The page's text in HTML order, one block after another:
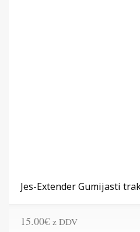
Jes-Extender Gumijasti
15.00€ z DDV